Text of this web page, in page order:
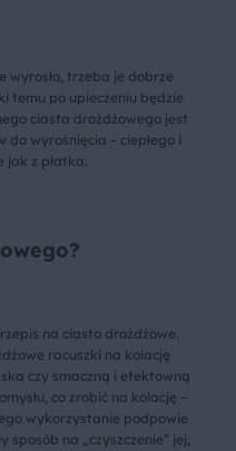
wyrosło, trzeba je dobrze
temu po upieczeniu będzie
ciasta drożdżowego jest
wyrośnięcia – ciepłego i
jak z płatka.
na ciasto drożdżowe.
racuszki na kolację
czy smaczną i efektowną
co zrobić na kolację –
wykorzystanie podpowie
sposób na „czyszczenie” jej,